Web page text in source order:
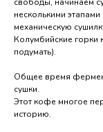
несколькими
механическую
Колумбийские горки
подумать).
Общее время
сушки.
Этот кофе многое
историю.